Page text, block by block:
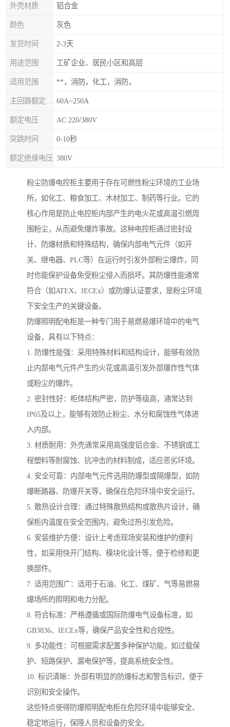
外壳材质 铝合金
颜色 灰色
发货时间 2-3天
用途范围 工矿企业、居民小区和高层
适用范围 **，消防，化工，消防，
60A~250A
额定电压 AC 220/380V
突跳时间 0-10秒
额定绝缘电压 380V
粉尘防爆电控柜主要用于存在可燃性粉尘环境的工业场
所，如化工、粮食加工、木材加工、制药等行业。它的
核心作用是防止电控柜内部产生的电火花或高温引燃周
围粉尘，从而避免爆炸事故。这种电控柜通过密封设
计、防爆材质和特殊结构，确保内部电气元件（如开
关、继电器、PLC等）在运行时引发外部粉尘爆炸，同
时也能保护设备免受粉尘侵入而损坏。其防爆性能通常
符合（如ATEX、IECEx）或防爆认证要求，是粉尘环境
下安全生产的关键设备。
防爆照明配电柜是一种专门用于易燃易爆环境中的电气
设备，具有以下特点：
1. 防爆性能强：采用特殊材料和结构设计，能够有效防
止内部电气元件产生的火花或高温引发外部爆炸性气体
或粉尘的爆炸。
2. 密封性好：柜体结构严密，防护等级高，通常达到
IP65及以上，能够有效防止粉尘、水分和腐蚀性气体进
入内部。
3. 材质耐用：外壳通常采用高强度铝合金、不锈钢或工
程塑料等耐腐蚀、抗冲击的材料制成，适应恶劣环境。
4. 安全可靠：内部电气元件选用防爆型或隔爆型，如防
爆断路器、防爆开关等，确保在危险环境中安全运行。
5. 散热设计合理：通过特殊散热结构或散热片设计，确
保柜内温度在安全范围内，避免过热引发危险。
6. 安装维护方便：设计上考虑现场安装和维护的便利
性，如采用快开门结构、模块化设计等，便于检修和更
换部件。
7. 适用范围广：适用于石油、化工、煤矿、气等易燃易
爆场所的照明和电力分配。
8. 符合标准：严格遵循或国际防爆电气设备标准，如
GB3836、IECEx等，确保产品安全性和合规性。
9. 多功能性：可根据需求配置多种保护功能，如过载保
护、短路保护、漏电保护等，提高系统安全性。
10. 标识清晰：外部有明显的防爆标志和警告标识，便于
识别和安全操作。
这些特点使得防爆照明配电柜在危险环境中能够安全、
稳定地运行，保障人员和设备的安全。